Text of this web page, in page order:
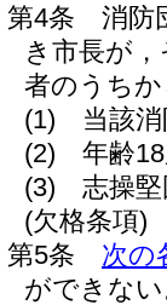
第4条
消防
き市長が
者のうち
(1)
当該
(2)
年齢
(3)
志操
(欠格条項)
第5条
次の
ができな